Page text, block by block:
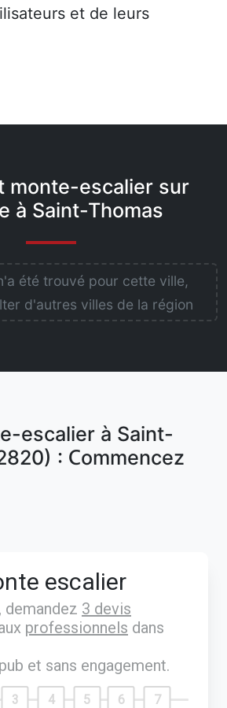
et de leurs
monte-escalier sur
à Saint-Thomas
été trouvé pour cette ville,
d'autres villes de la région
escalier à Saint-
: Commencez
escalier
demandez 3 devis
professionnels dans
et sans engagement.
3 4 5 6 7